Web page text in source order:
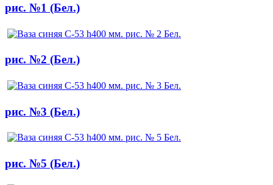
рис. №1 (Бел.)
рис. №2 (Бел.)
рис. №3 (Бел.)
рис. №5 (Бел.)